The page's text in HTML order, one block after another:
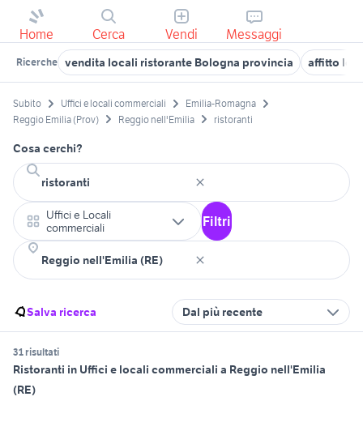
Home Cerca Vendi Messaggi
Ricerche vendita locali ristorante Bologna provincia affitto
Subito Uffici e locali commerciali
Emilia-Romagna
Reggio Emilia (Prov)
Reggio nell'Emilia ristoranti
Cosa cerchi?
Uffici e Locali
commerciali
Filtri
Salva ricerca Dal più recente
31 risultati
Ristoranti in Uffici e locali commerciali a Reggio nell'Emilia
(RE)